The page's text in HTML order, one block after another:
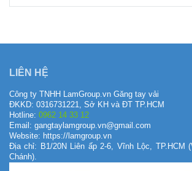
LIÊN HỆ
Công ty TNHH LamGroup.vn Găng tay vải
ĐKKD: 0316731221, Sở KH và ĐT TP.HCM
Hotline: 0962 14 33 12
Email: gangtaylamgroup.vn@gmail.com
Website: https://lamgroup.vn
Địa chỉ: B1/20N Liên ấp 2-6, Vĩnh Lộc, TP.HCM
Chánh).